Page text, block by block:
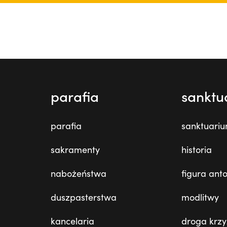
parafia
parafia
sakramenty
nabożeństwa
duszpasterstwa
kancelaria
historia
figura
modlitwy
droga